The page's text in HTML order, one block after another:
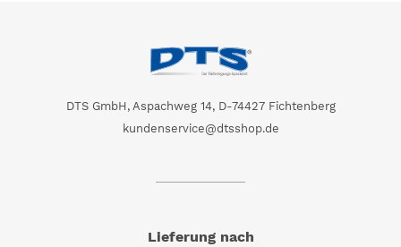
DTS GmbH, Aspachweg 14, D-74427 Fichtenberg
kundenservice@dtsshop.de
Lieferung nach